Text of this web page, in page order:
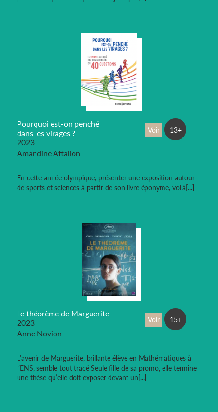
Pourquoi est-on penché
dans les virages ?
2023
Amandine Aftalion
En cette année olympique, présenter une exposition autour
de sports et sciences à partir de son livre éponyme, voilà[...]
Voir 13+
Le théorème de Marguerite
2023
Anne Novion
L’avenir de Marguerite, brillante élève en Mathématiques à
l’ENS, semble tout tracé Seule fille de sa promo, elle termine
une thèse qu’elle doit exposer devant un[...]
Voir 15+